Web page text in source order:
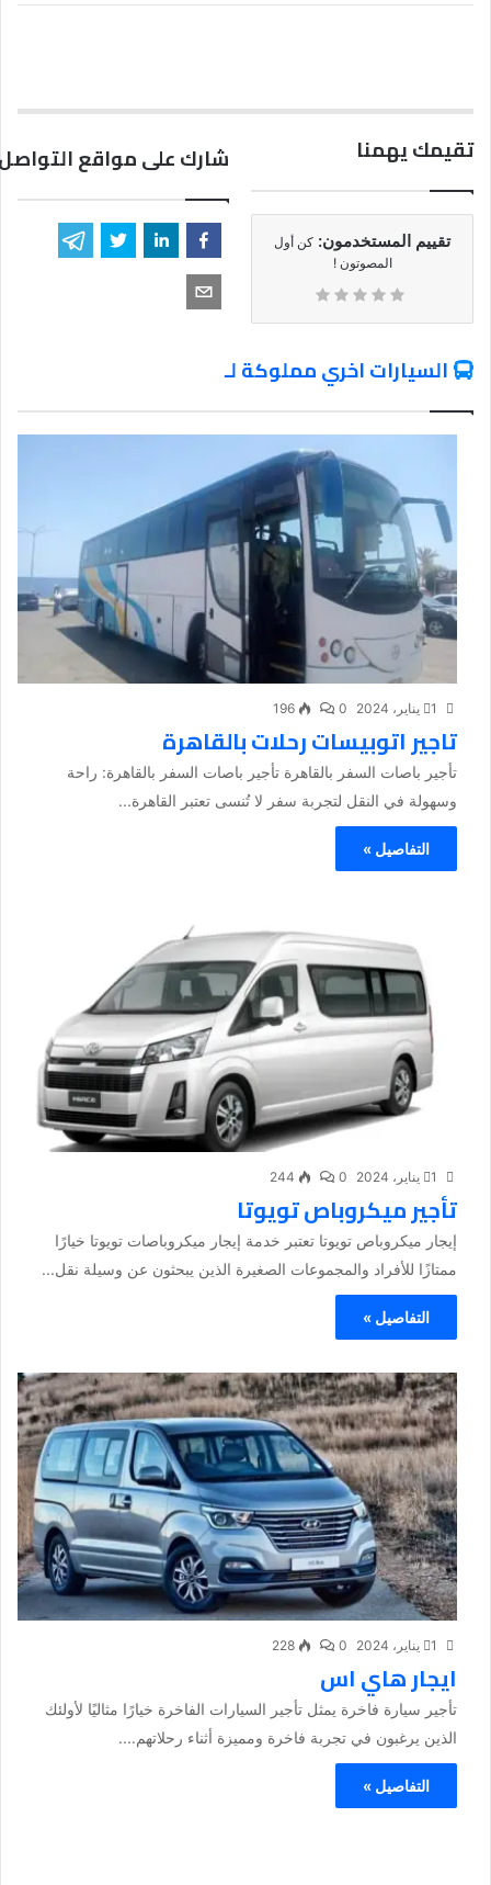
تقيمك يهمنا
تقييم المستخدمون: كن أول
المصوتون !
شارك على مواقع
السيارات اخري مملوكة لـ
1 يناير، 2024 0
196
تاجير اتوبيسات رحلات بالقاهرة
تأجير باصات السفر بالقاهرة تأجير باصات السفر بالقاهرة: راحة
وسهولة في النقل لتجربة سفر لا تُنسى تعتبر القاهرة...
التفاصيل »
1 يناير، 2024 0
244
تأجير ميكروباص تويوتا
إيجار ميكروباص تويوتا تعتبر خدمة إيجار ميكروباصات تويوتا خيارًا
ممتازًا للأفراد والمجموعات الصغيرة الذين يبحثون عن وسيلة نقل...
التفاصيل »
1 يناير، 2024 0
228
ايجار هاي اس
تأجير سيارة فاخرة يمثل تأجير السيارات الفاخرة خيارًا مثاليًا لأولئك
الذين يرغبون في تجربة فاخرة ومميزة أثناء رحلاتهم....
التفاصيل »